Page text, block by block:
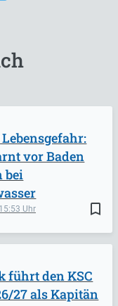
bookmark_border
15:53
vor Baden
bei
führt den KSC
27 als Kapitän